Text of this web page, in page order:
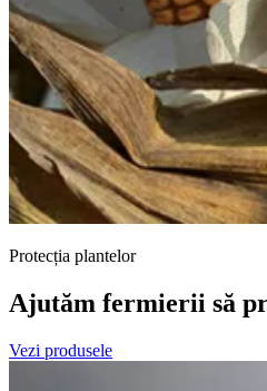
Protecția plantelor
Ajutăm fermierii să
Vezi produsele